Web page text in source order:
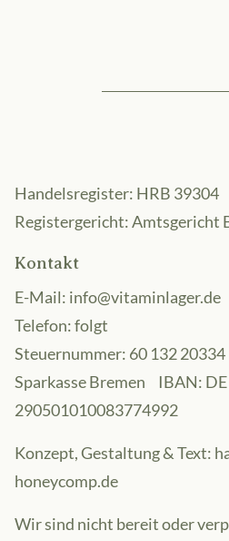
Handelsregister: HRB 39304
Registergericht: Amtsgericht
Kontakt
E-Mail: info@vitaminlager.de
Telefon: folgt
Steuernummer: 60 132 20334
Sparkasse Bremen IBAN:
290501010083774992
Konzept, Gestaltung & Text:
honeycomp.de
Wir sind nicht bereit oder